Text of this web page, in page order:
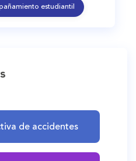
estudiantil
de accidentes